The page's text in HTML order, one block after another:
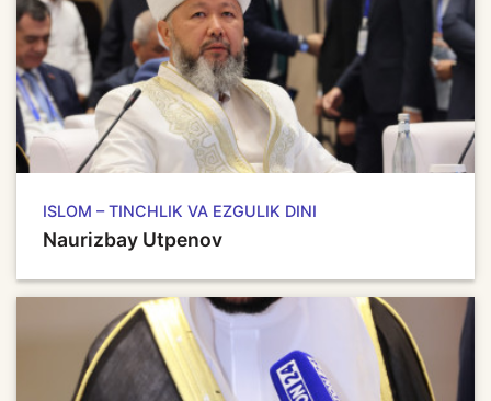
ISLOM – TINCHLIK VA EZGULIK DINI
Naurizbay Utpenov